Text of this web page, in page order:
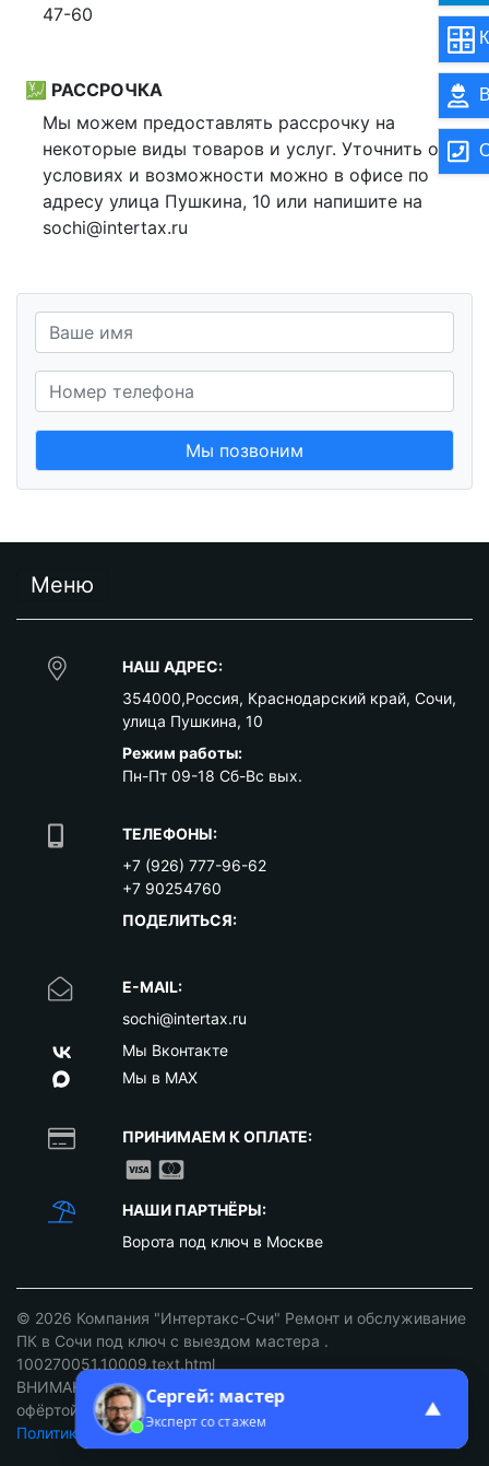
47-60
💹 РАССРОЧКА
Мы можем предоставлять рассрочку на
некоторые виды товаров и услуг. Уточнить об
условиях и возможности можно в офисе по
адресу улица Пушкина, 10 или напишите на
sochi@intertax.ru
Мы позвоним
Меню
НАШ АДРЕС:
354000,Россия, Краснодарский край, Сочи,
улица Пушкина, 10
Режим работы:
Пн-Пт 09-18 Сб-Вс вых.
ТЕЛЕФОНЫ:
+7 (926) 777-96-62
+7 90254760
ПОДЕЛИТЬСЯ:
E-MAIL:
sochi@intertax.ru
Мы Вконтакте
Мы в MAX
ПРИНИМАЕМ К ОПЛАТЕ:
НАШИ ПАРТНЁРЫ:
Ворота под ключ в Москве
© 2026 Компания "Интертакс-Счи" Ремонт и обслуживание
ПК в Сочи под ключ с выездом мастера .
100270051.10009.text.html
ВНИМАНИЕ: ст. 437 ГК РФ. Цены не являются публичной
офёртой уточняйте у наших менеджеров!
Политика конфиденциальности/
Сергей: мастер
Эксперт со стажем ▲